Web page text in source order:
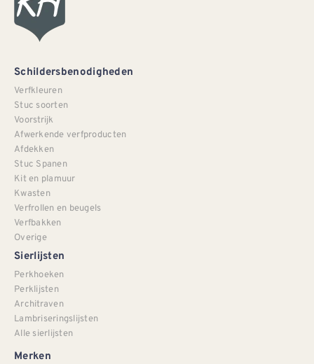
Schildersbenodigheden
Verfkleuren
Stuc soorten
Voorstrijk
Afwerkende verfproducten
Afdekken
Stuc Spanen
Kit en plamuur
Kwasten
Verfrollen en beugels
Verfbakken
Overige
Sierlijsten
Perkhoeken
Perklijsten
Architraven
Lambriseringslijsten
Alle sierlijsten
Merken